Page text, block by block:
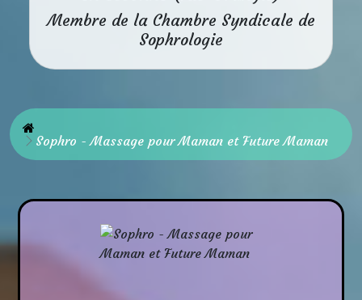
Membre de la Chambre Syndicale de
Sophrologie
Sophro - Massage pour Maman et Future Maman